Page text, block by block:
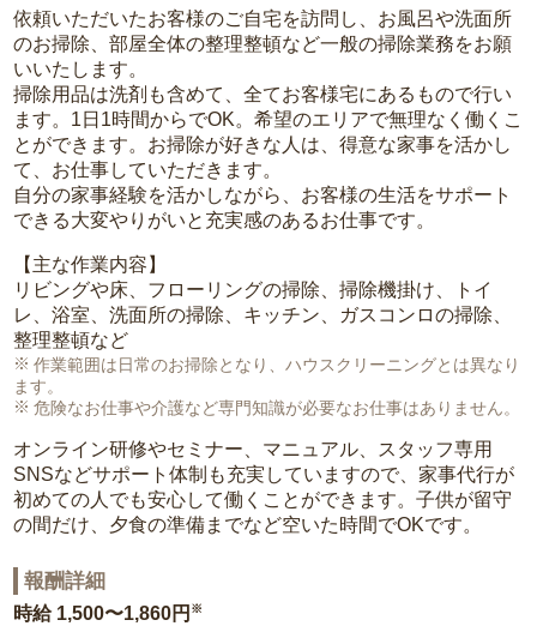
依頼いただいたお客様のご自宅を訪問し、お風呂や洗面所
のお掃除、部屋全体の整理整頓など一般の掃除業務をお願
いいたします。
掃除用品は洗剤も含めて、全てお客様宅にあるもので行い
ます。1日1時間からでOK。希望のエリアで無理なく働くこ
とができます。お掃除が好きな人は、得意な家事を活かし
て、お仕事していただきます。
自分の家事経験を活かしながら、お客様の生活をサポート
できる大変やりがいと充実感のあるお仕事です。
【主な作業内容】
リビングや床、フローリングの掃除、掃除機掛け、トイ
レ、浴室、洗面所の掃除、キッチン、ガスコンロの掃除、
整理整頓など
作業範囲は日常のお掃除となり、ハウスクリーニングとは異なり
ます。
危険なお仕事や介護など専門知識が必要なお仕事はありません。
オンライン研修やセミナー、マニュアル、スタッフ専用
SNSなどサポート体制も充実していますので、家事代行が
初めての人でも安心して働くことができます。子供が留守
の間だけ、夕食の準備までなど空いた時間でOKです。
報酬詳細
時給 1,500〜1,860円 ※